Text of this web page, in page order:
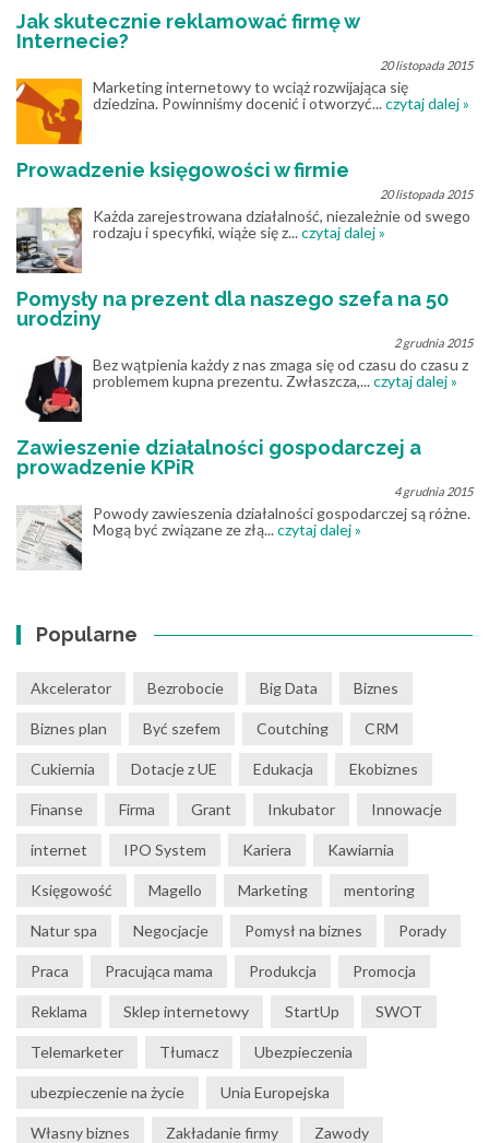
Jak skutecznie reklamować firmę w
Internecie?
20 listopada 2015
Marketing internetowy to wciąż rozwijająca się
dziedzina. Powinniśmy docenić i otworzyć...czytaj dalej »
Prowadzenie księgowości w firmie
20 listopada 2015
Każda zarejestrowana działalność, niezależnie od swego
rodzaju i specyfiki, wiąże się z...czytaj dalej »
Pomysły na prezent dla naszego szefa na 50
urodziny
2 grudnia 2015
Bez wątpienia każdy z nas zmaga się od czasu do czasu z
problemem kupna prezentu. Zwłaszcza,...czytaj dalej »
Zawieszenie działalności gospodarczej a
prowadzenie KPiR
4 grudnia 2015
Powody zawieszenia działalności gospodarczej są różne.
Mogą być związane ze złą...czytaj dalej »
Popularne
Akcelerator Bezrobocie Big Data Biznes
Biznes plan Być szefem Coutching CRM
Cukiernia Dotacje z UE Edukacja Ekobiznes
Finanse Firma Grant Inkubator Innowacje
internet IPO System Kariera Kawiarnia
Księgowość Magello Marketing mentoring
Natur spa Negocjacje Pomysł na biznes Porady
Praca Pracująca mama Produkcja Promocja
Reklama Sklep internetowy StartUp SWOT
Telemarketer Tłumacz Ubezpieczenia
ubezpieczenie na życie Unia Europejska
Własny biznes Zakładanie firmy Zawody